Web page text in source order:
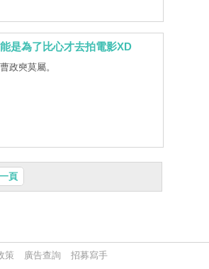
是為了比心才去拍電影XD
政奭莫屬。
頁
策 廣告查詢 招募寫手